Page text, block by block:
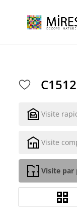
Visite
Visite
Visite par